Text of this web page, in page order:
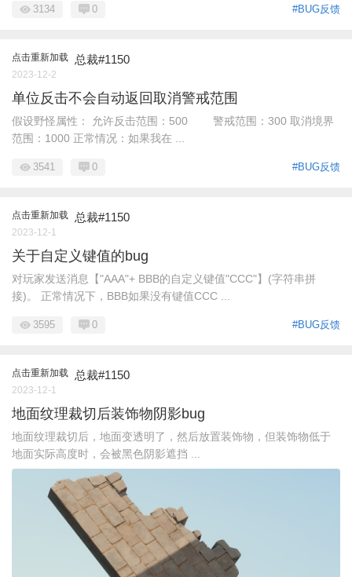
#BUG反馈
3134 0
点击重新加载 总裁#1150
2023-12-2
单位反击不会自动返回取消警戒范围
假设野怪属性： 允许反击范围：500 警戒范围：300 取消境界
范围：1000 正常情况：如果我在 ...
#BUG反馈
3541 0
点击重新加载 总裁#1150
2023-12-1
关于自定义键值的bug
对玩家发送消息【"AAA"+ BBB的自定义键值"CCC"】(字符串拼
接)。 正常情况下，BBB如果没有键值CCC ...
#BUG反馈
3595 0
点击重新加载 总裁#1150
2023-12-1
地面纹理裁切后装饰物阴影bug
地面纹理裁切后，地面变透明了，然后放置装饰物，但装饰物低于
地面实际高度时，会被黑色阴影遮挡 ...